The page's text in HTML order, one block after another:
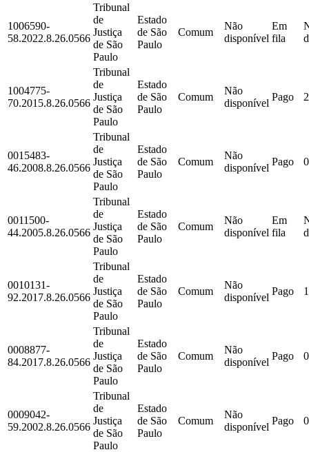
1006590-
58.2022.8.26.0566
Tribunal
de
Justiça
de São
Paulo
Estado
de São
Paulo
Comum
Não
disponível
Em
fila
1004775-
70.2015.8.26.0566
Tribunal
de
Justiça
de São
Paulo
Estado
de São
Paulo
Comum
Não
disponível
Pago
0015483-
46.2008.8.26.0566
Tribunal
de
Justiça
de São
Paulo
Estado
de São
Paulo
Comum
Não
disponível
Pago
0011500-
44.2005.8.26.0566
Tribunal
de
Justiça
de São
Paulo
Estado
de São
Paulo
Comum
Não
disponível
Em
fila
0010131-
92.2017.8.26.0566
Tribunal
de
Justiça
de São
Paulo
Estado
de São
Paulo
Comum
Não
disponível
Pago
0008877-
84.2017.8.26.0566
Tribunal
de
Justiça
de São
Paulo
Estado
de São
Paulo
Comum
Não
disponível
Pago
0009042-
59.2002.8.26.0566
Tribunal
de
Justiça
de São
Paulo
Estado
de São
Paulo
Comum
Não
disponível
Pago